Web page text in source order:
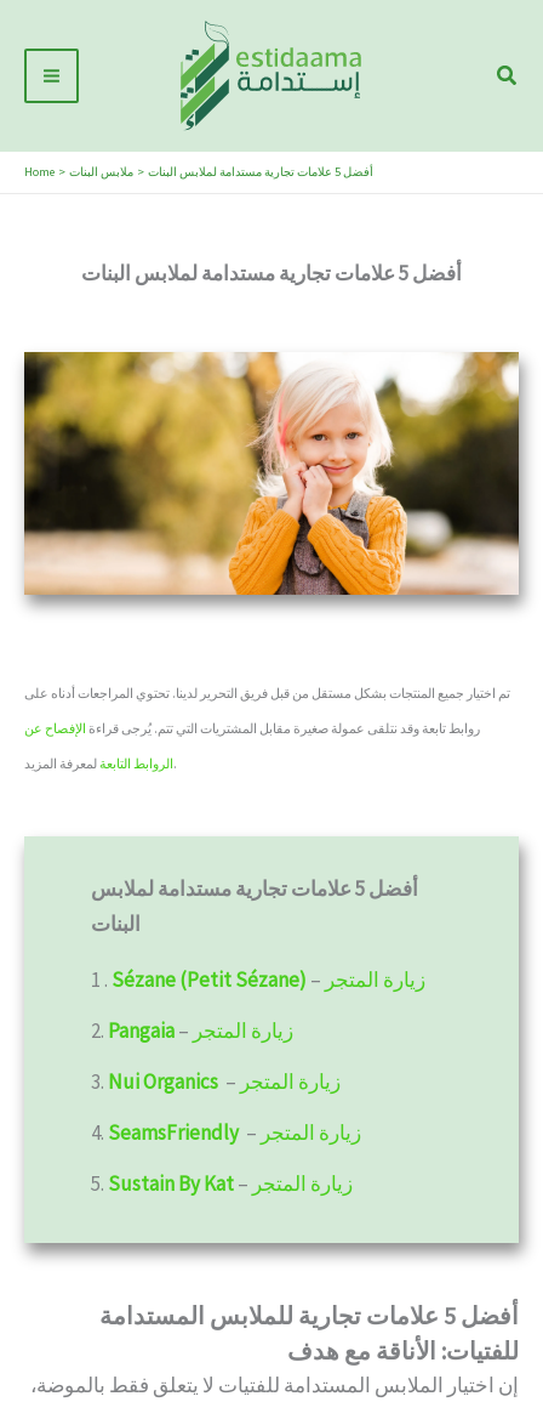
contentMenu
Home ملابس البنات أفضل 5 علامات تجارية مستدامة لملابس البنات
أفضل 5 علامات تجارية مستدامة لملابس البنات
تم اختيار جميع المنتجات بشكل مستقل من قبل فريق التحرير لدينا. تحتوي المراجعات أدناه على
روابط تابعة وقد نتلقى عمولة صغيرة مقابل المشتريات التي تتم. يُرجى قراءة الإفصاح عن
الروابط التابعةلمعرفة المزيد.
أفضل 5 علامات تجارية مستدامة لملابس
البنات
1 . Sézane (Petit Sézane) – زيارة المتجر
2. Pangaia– زيارة المتجر
3. Nui Organics – زيارة المتجر
4. SeamsFriendly – زيارة المتجر
5. Sustain By Kat– زيارة المتجر
أفضل 5 علامات تجارية للملابس المستدامة
للفتيات: الأناقة مع هدف
إن اختيار الملابس المستدامة للفتيات لا يتعلق فقط بالموضة،